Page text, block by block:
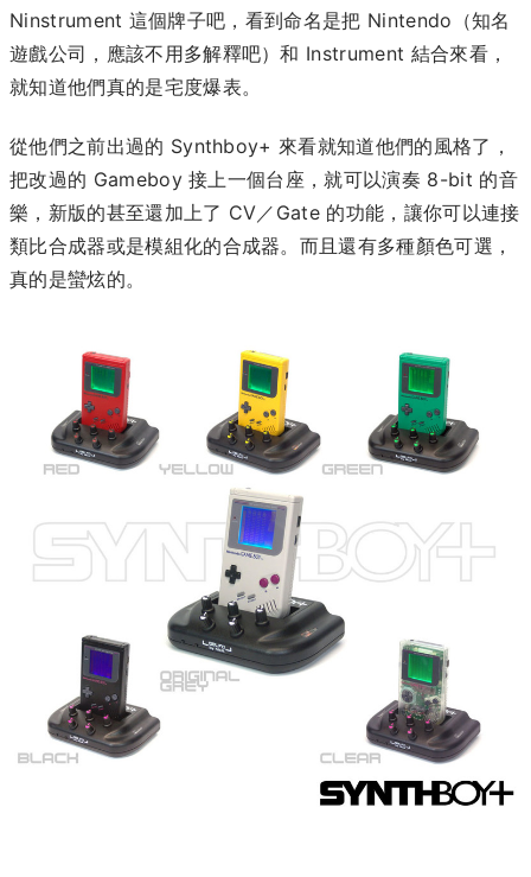
Ninstrument 這個牌子吧，看到命名是把 Nintendo（知名
遊戲公司，應該不用多解釋吧）和 Instrument 結合來看，
就知道他們真的是宅度爆表。
從他們之前出過的 Synthboy+ 來看就知道他們的風格了，
把改過的 Gameboy 接上一個台座，就可以演奏 8-bit 的音
樂，新版的甚至還加上了 CV／Gate 的功能，讓你可以連接
類比合成器或是模組化的合成器。而且還有多種顏色可選，
真的是蠻炫的。